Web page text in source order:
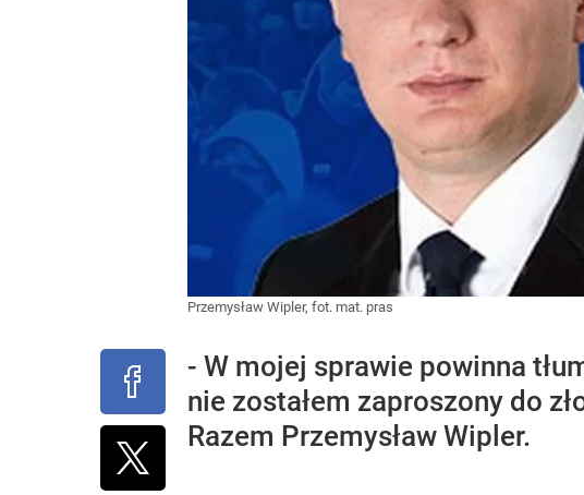
Przemysław Wipler, fot. mat. pras
- W mojej sprawie powinna
nie zostałem zaproszony do
Razem Przemysław Wipler.